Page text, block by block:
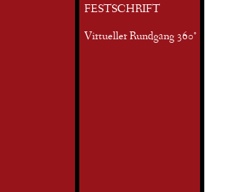
FESTSCHRIFT
Virtueller Rundgang 360°